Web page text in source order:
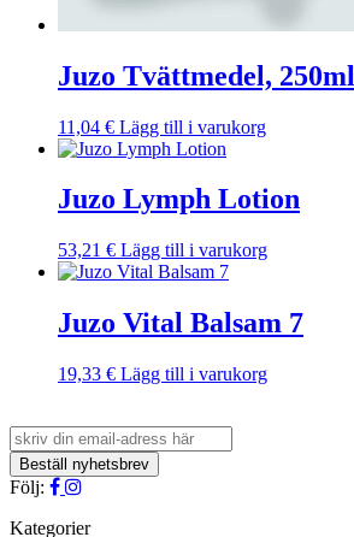
Juzo Tvättmedel, 250ml
11,04 € Lägg till i varukorg
Juzo Lymph Lotion
53,21 € Lägg till i varukorg
Juzo Vital Balsam 7
19,33 € Lägg till i varukorg
Följ:
Kategorier